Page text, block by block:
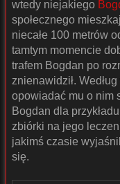
wtedy niejakiego
społecznego
niecałe 100 metrów
tamtym momencie
trafem Bogdan po
znienawidził.
opowiadać mu o nim
Bogdan dla
zbiórki na jego
jakimś czasie
się.